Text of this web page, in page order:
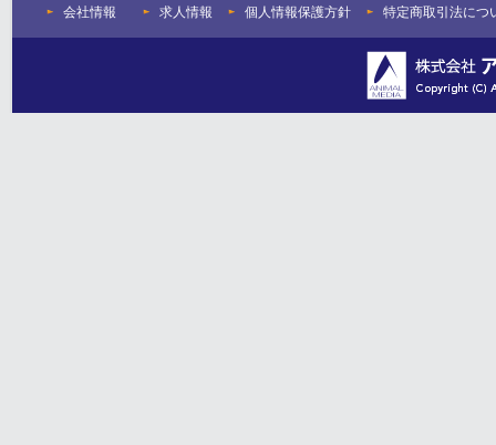
会社情報 求人情報 個人情報保護方針 特定商取引法につ